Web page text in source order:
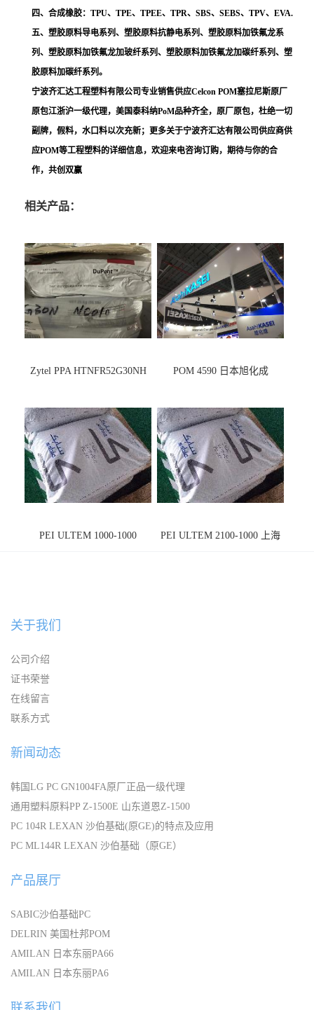
四、合成橡胶：TPU、TPE、TPEE、TPR、SBS、SEBS、TPV、EVA.
五、塑胶原料导电系列、塑胶原料抗静电系列、塑胶原料加铁氟龙系
列、塑胶原料加铁氟龙加玻纤系列、塑胶原料加铁氟龙加碳纤系列、塑
胶原料加碳纤系列。
宁波齐汇达工程塑料有限公司专业销售供应Celcon POM塞拉尼斯原厂
原包江浙沪一级代理，美国泰科纳PoM品种齐全，原厂原包，杜绝一切
副牌，假料，水口料以次充新；更多关于宁波齐汇达有限公司供应商供
应POM等工程塑料的详细信息，欢迎来电咨询订购，期待与你的合
作，共创双赢
相关产品：
Zytel PPA HTNFR52G30NH POM 4590 日本旭化成
PEI ULTEM 1000-1000
PEI ULTEM 2100-1000 上海
关于我们
公司介绍
证书荣誉
在线留言
联系方式
新闻动态
韩国LG PC GN1004FA原厂正品一级代理
通用塑料原料PP Z-1500E 山东道恩Z-1500
PC 104R LEXAN 沙伯基础(原GE)的特点及应用
PC ML144R LEXAN 沙伯基础（原GE）
产品展厅
SABIC沙伯基础PC
DELRIN 美国杜邦POM
AMILAN 日本东丽PA66
AMILAN 日本东丽PA6